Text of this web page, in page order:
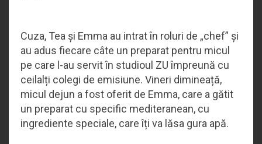
Cuza, Tea și Emma au intrat în roluri de „chef” și
au adus fiecare câte un preparat pentru micul
pe care l-au servit în studioul ZU împreună cu
ceilalți colegi de emisiune. Vineri dimineață,
micul dejun a fost oferit de Emma, care a gătit
un preparat cu specific mediteranean, cu
ingrediente speciale, care îți va lăsa gura apă.